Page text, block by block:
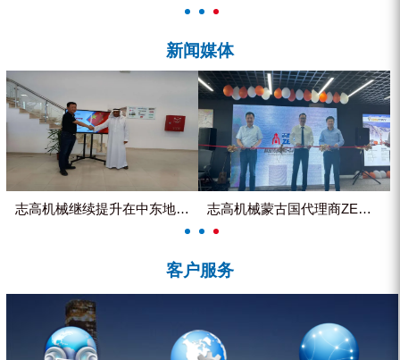
水井专用螺杆空压机
雾炮机
洗轮机
新闻媒体
志高机械继续提升在中东地区的市... 志高机械蒙古国代理商ZEGA客...
客户服务